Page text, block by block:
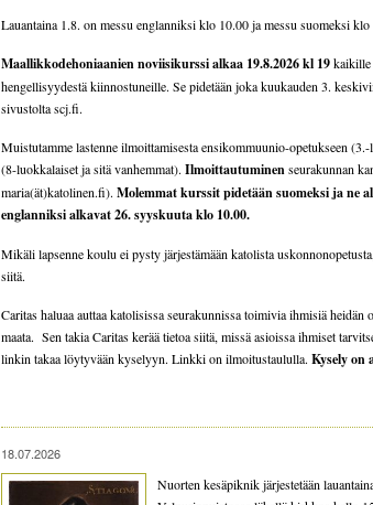
Lauantaina 1.8. on messu englanniksi klo 10.00 ja messu suomeksi klo
Maallikkodehoniaanien noviisikurssi alkaa 19.8.2026 kl 19kaikille
hengellisyydestä kiinnostuneille. Se pidetään joka kuukauden 3.
sivustolta scj.fi.
Muistutamme lastenne ilmoittamisesta ensikommuunio-opetukseen
(8-luokkalaiset ja sitä vanhemmat). Ilmoittautuminenseurakunnan
maria(ät)katolinen.fi). Molemmat kurssit pidetään suomeksi ja ne
englanniksi alkavat 26. syyskuuta klo 10.00.
Mikäli lapsenne koulu ei pysty järjestämään katolista
siitä.
Caritas haluaa auttaa katolisissa seurakunnissa toimivia ihmisiä
maata. Sen takia Caritas kerää tietoa siitä, missä asioissa ihmiset
linkin takaa löytyvään kyselyyn. Linkki on ilmoitustaululla. Kysely on
18.07.2026
Nuorten kesäpiknik järjestetään